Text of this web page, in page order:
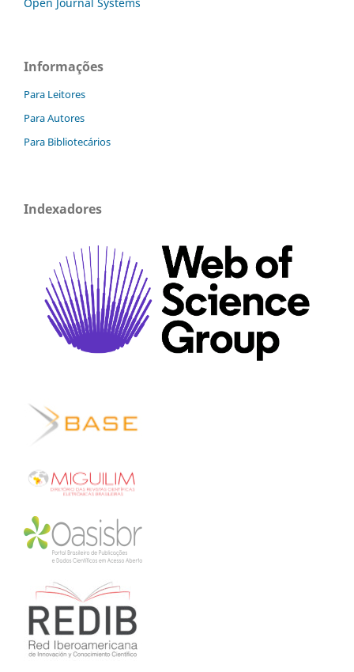
Open Journal Systems
Informações
Para Leitores
Para Autores
Para Bibliotecários
Indexadores